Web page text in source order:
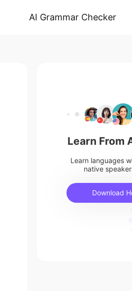
AI Grammar Checker
Learn From
Learn languages
native
Download